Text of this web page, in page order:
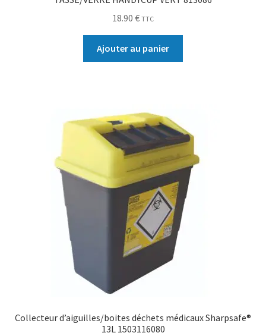
18.90 € TTC
Ajouter au panier
Collecteur d’aiguilles/boites déchets médicaux Sharpsafe®
13L 1503116080